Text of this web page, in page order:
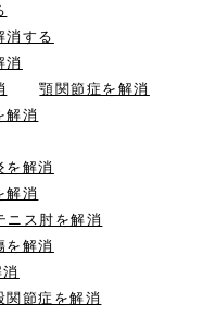
消する
消
顎関節症を解消
解消
を解消
解消
ニス肘を解消
を解消
関節症を解消